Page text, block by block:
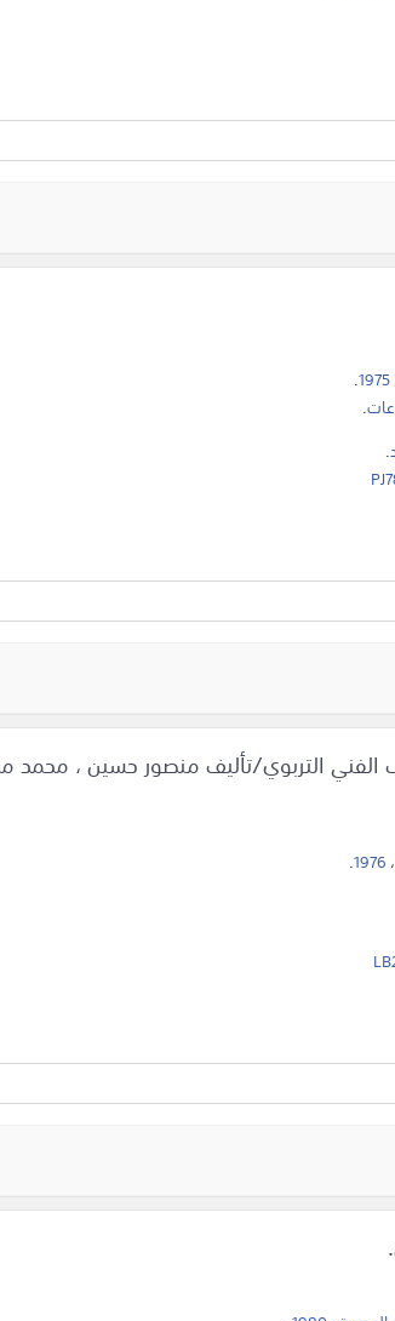
1975
.
.
.
الفني التربوي/تأليف منصور حسين ،
، 1976
.